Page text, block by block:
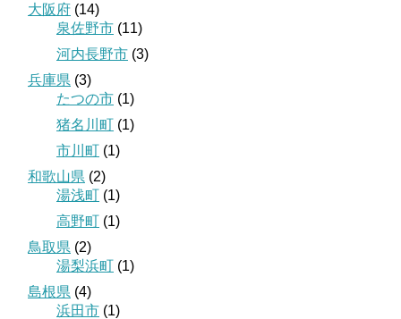
大阪府 (14)
泉佐野市 (11)
河内長野市 (3)
兵庫県 (3)
たつの市 (1)
猪名川町 (1)
市川町 (1)
和歌山県 (2)
湯浅町 (1)
高野町 (1)
鳥取県 (2)
湯梨浜町 (1)
島根県 (4)
浜田市 (1)